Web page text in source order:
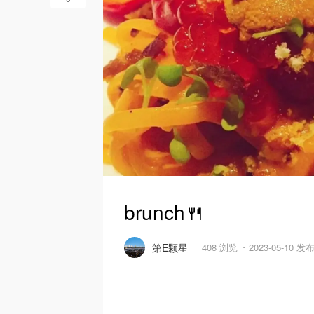
brunch🍴
第E颗星 408 浏览 2023-05-10 发布